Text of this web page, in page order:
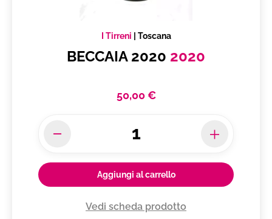
I Tirreni Toscana
BECCAIA 2020 2020
50,00 €
Aggiungi al carrello
Vedi scheda prodotto